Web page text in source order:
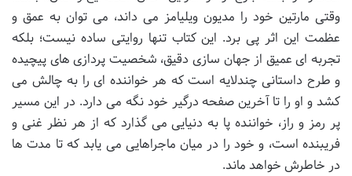
وقتی مارتین خود را مدیون ویلیامز می داند، می توان به عمق و
عظمت این اثر پی برد. این کتاب تنها روایتی ساده نیست؛ بلکه
تجربه ای عمیق از جهان سازی دقیق، شخصیت پردازی های پیچیده
و طرح داستانی چندلایه است که هر خواننده ای را به چالش می
کشد و او را تا آخرین صفحه درگیر خود نگه می دارد. در این مسیر
پر رمز و راز، خواننده پا به دنیایی می گذارد که از هر نظر غنی و
فریبنده است، و خود را در میان ماجراهایی می یابد که تا مدت ها
در خاطرش خواهد ماند.